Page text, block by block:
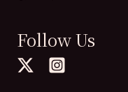
Follow Us